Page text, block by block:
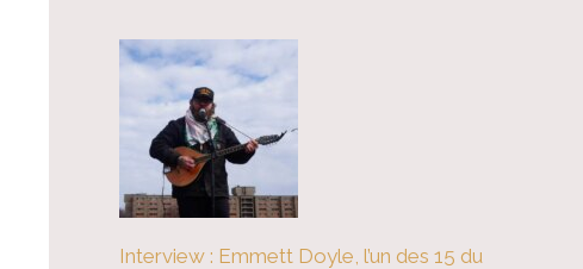
Interview : Emmett Doyle, l’un des 15 du